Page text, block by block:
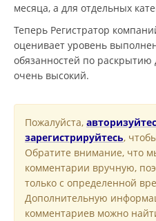
месяца, а для отдельных
Теперь Регистратор
оценивает уровень
обязанностей по
очень высокий.
Пожалуйста,
зарегистрируйтесь,
Обратите внимание, что
комментарии вручную,
только с определенной
Дополнительную
комментариев можно